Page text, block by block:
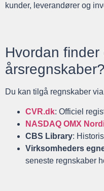
kunder, leverandører og
Hvordan finder
årsregnskaber?
Du kan tilgå regnskaber
CVR.dk: Officiel
NASDAQ OMX
CBS Library:
Virksomheders
seneste regnskaber